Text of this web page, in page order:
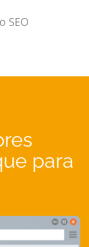
SEO
para